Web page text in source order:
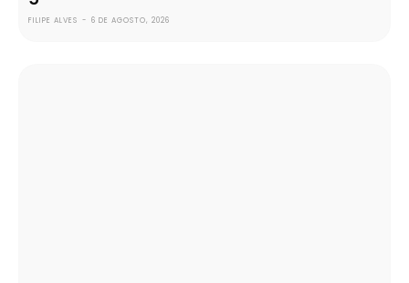
FILIPE ALVES - 6 DE AGOSTO, 2026